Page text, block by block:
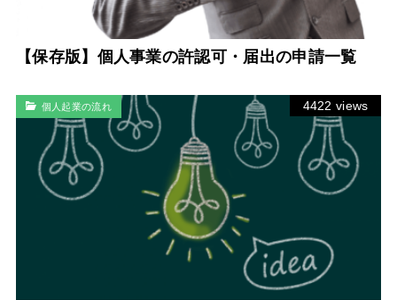
【保存版】個人事業の許認可・届出の申請一覧
個人起業の流れ 4422 views